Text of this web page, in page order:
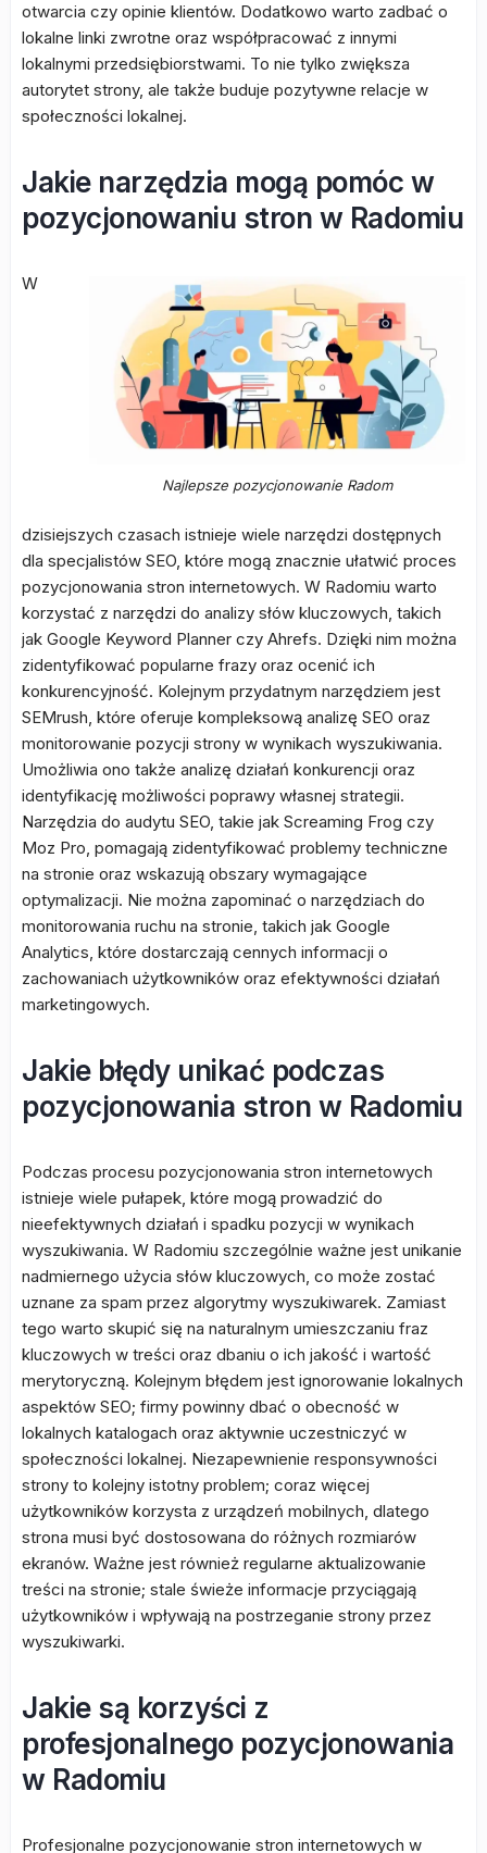
otwarcia czy opinie klientów. Dodatkowo warto zadbać o
lokalne linki zwrotne oraz współpracować z innymi
lokalnymi przedsiębiorstwami. To nie tylko zwiększa
autorytet strony, ale także buduje pozytywne relacje w
społeczności lokalnej.
Jakie narzędzia mogą pomóc w
pozycjonowaniu stron w Radomiu
Najlepsze pozycjonowanie Radom
W
dzisiejszych czasach istnieje wiele narzędzi dostępnych
dla specjalistów SEO, które mogą znacznie ułatwić proces
pozycjonowania stron internetowych. W Radomiu warto
korzystać z narzędzi do analizy słów kluczowych, takich
jak Google Keyword Planner czy Ahrefs. Dzięki nim można
zidentyfikować popularne frazy oraz ocenić ich
konkurencyjność. Kolejnym przydatnym narzędziem jest
SEMrush, które oferuje kompleksową analizę SEO oraz
monitorowanie pozycji strony w wynikach wyszukiwania.
Umożliwia ono także analizę działań konkurencji oraz
identyfikację możliwości poprawy własnej strategii.
Narzędzia do audytu SEO, takie jak Screaming Frog czy
Moz Pro, pomagają zidentyfikować problemy techniczne
na stronie oraz wskazują obszary wymagające
optymalizacji. Nie można zapominać o narzędziach do
monitorowania ruchu na stronie, takich jak Google
Analytics, które dostarczają cennych informacji o
zachowaniach użytkowników oraz efektywności działań
marketingowych.
Jakie błędy unikać podczas
pozycjonowania stron w Radomiu
Podczas procesu pozycjonowania stron internetowych
istnieje wiele pułapek, które mogą prowadzić do
nieefektywnych działań i spadku pozycji w wynikach
wyszukiwania. W Radomiu szczególnie ważne jest unikanie
nadmiernego użycia słów kluczowych, co może zostać
uznane za spam przez algorytmy wyszukiwarek. Zamiast
tego warto skupić się na naturalnym umieszczaniu fraz
kluczowych w treści oraz dbaniu o ich jakość i wartość
merytoryczną. Kolejnym błędem jest ignorowanie lokalnych
aspektów SEO; firmy powinny dbać o obecność w
lokalnych katalogach oraz aktywnie uczestniczyć w
społeczności lokalnej. Niezapewnienie responsywności
strony to kolejny istotny problem; coraz więcej
użytkowników korzysta z urządzeń mobilnych, dlatego
strona musi być dostosowana do różnych rozmiarów
ekranów. Ważne jest również regularne aktualizowanie
treści na stronie; stale świeże informacje przyciągają
użytkowników i wpływają na postrzeganie strony przez
wyszukiwarki.
Jakie są korzyści z
profesjonalnego pozycjonowania
w Radomiu
Profesjonalne pozycjonowanie stron internetowych w